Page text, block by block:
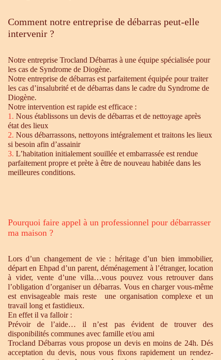
Comment notre entreprise de débarras peut-elle
intervenir ?
Notre entreprise Trocland Débarras à une équipe spécialisée pour
les cas de Syndrome de Diogène.
Notre entreprise de débarras est parfaitement équipée pour traiter
les cas d’insalubrité et de débarras dans le cadre du Syndrome de
Diogène.
Notre intervention est rapide est efficace :
1. Nous établissons un devis de débarras et de nettoyage après
état des lieux
2. Nous débarrassons, nettoyons intégralement et traitons les lieux
si besoin afin d’assainir
3. L’habitation initialement souillée et embarrassée est rendue
parfaitement propre et prète à être de nouveau habitée dans les
meilleures conditions.
Pourquoi faire appel à un professionnel pour débarrasser
ma maison ?
Lors d’un changement de vie : héritage d’un bien immobilier,
départ en Ehpad d’un parent, déménagement à l’étranger, location
à vider, vente d’une villa…vous pouvez vous retrouver dans
l’obligation d’organiser un débarras. Vous en charger vous-même
est envisageable mais reste une organisation complexe et un
travail long et fastidieux.
En effet il va falloir :
Prévoir de l’aide… il n’est pas évident de trouver des
disponibilités communes avec famille et/ou ami
Trocland Débarras vous propose un devis en moins de 24h. Dés
acceptation du devis, nous vous fixons rapidement un rendez-